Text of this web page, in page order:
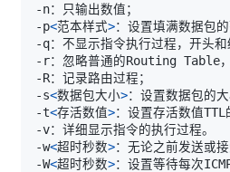
-p<范本样式>
-s<数据包大小>
-t<存活数值>
-w<超时秒数>
-W<超时秒数>